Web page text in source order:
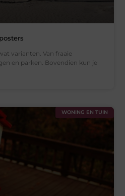
varianten. Van fraaie
en parken. Bovendien kun je
WONING EN TUIN